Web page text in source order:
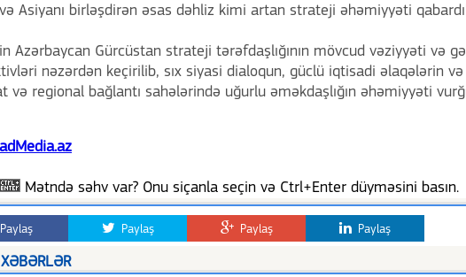
Asiyanı birləşdirən əsas dəhliz kimi artan strateji əhəmiyyəti
Azərbaycan Gürcüstan strateji tərəfdaşlığının mövcud vəziyyəti və
nəzərdən keçirilib, sıx siyasi dialoqun, güclü iqtisadi əlaqələrin
və regional bağlantı sahələrində uğurlu əməkdaşlığın əhəmiyyəti
Mətndə səhv var? Onu siçanla seçin və Ctrl+Enter düyməsini basın.
Paylaş Paylaş Paylaş Paylaş
XƏBƏRLƏR